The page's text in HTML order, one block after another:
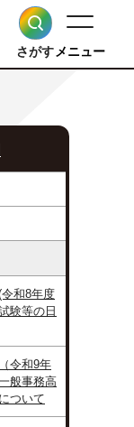
さがすメニュー
和8年度
験等の日
令和9年
般事務高
ついて